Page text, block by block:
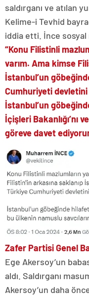
saldırganı ve atılan
Kelime-i Tevhid
iddia etti. İnce sosyal
“Konu Filistinli
varım. Ama kimse
İstanbul’un
Cumhuriyeti
İstanbul’un
İçişleri Bakanlığı’nı
göreve davet
Zafer Partisi Genel
Ege Akersoy’un
aldı. Saldırganı
Akersoy’un daha